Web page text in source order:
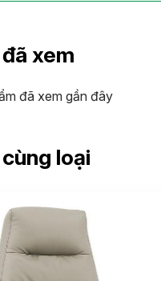
xem
đã xem gần đây
loại